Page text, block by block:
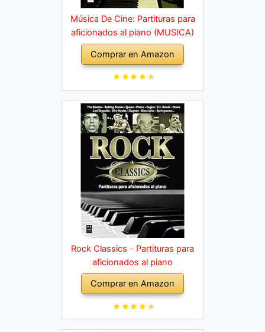
Música De Cine: Partituras para
aficionados al piano (MUSICA)
Comprar en Amazon
Rock Classics - Partituras para
aficionados al piano
Comprar en Amazon